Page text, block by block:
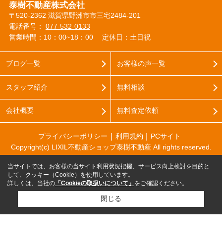
泰樹不動産株式会社
〒520-2362 滋賀県野洲市市三宅2484-201
電話番号： 077-532-0133
営業時間：10：00~18：00
定休日：土日祝
ブログ一覧
スタッフ紹介
会社概要
お客様の声一覧
無料相談
無料査定依頼
プライバシーポリシー 利用規約
PCサイト
Copyright(c) LIXIL不動産ショップ泰樹不動産 All rights reserved.
当サイトでは、お客様の当サイト利用状況把握、サービス向上検討を目的と
して、クッキー（Cookie）を使用しています。
詳しくは、当社の 「Cookieの取扱いについて」 をご確認ください。
閉じる